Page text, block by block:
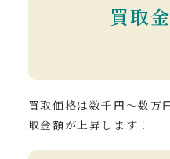
買取
買取価格は数千円〜数万
取金額が上昇します！